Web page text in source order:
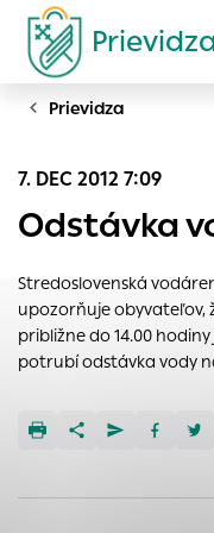
Vyhľadávanie
Prievidza
7. DEC 2012 7:09
Odstávka
Stredoslovenská
upozorňuje obyvateľov,
približne do 14.00
potrubí odstávka vody
Nastavenie
ukladať informácie o
Používajú sa
zapamätoval Vaše
voľba v tomto okne.
Technické cookies
pomáhajú urobiť